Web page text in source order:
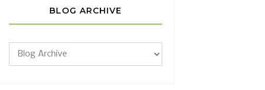
BLOG ARCHIVE